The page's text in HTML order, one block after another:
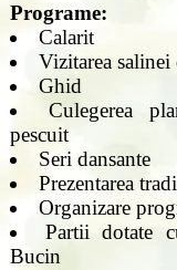
Programe:
Calarit
Vizitarea
Ghid
Culegerea
pescuit
Seri dansante
Prezentarea
Organizare
Partii dotate
Bucin